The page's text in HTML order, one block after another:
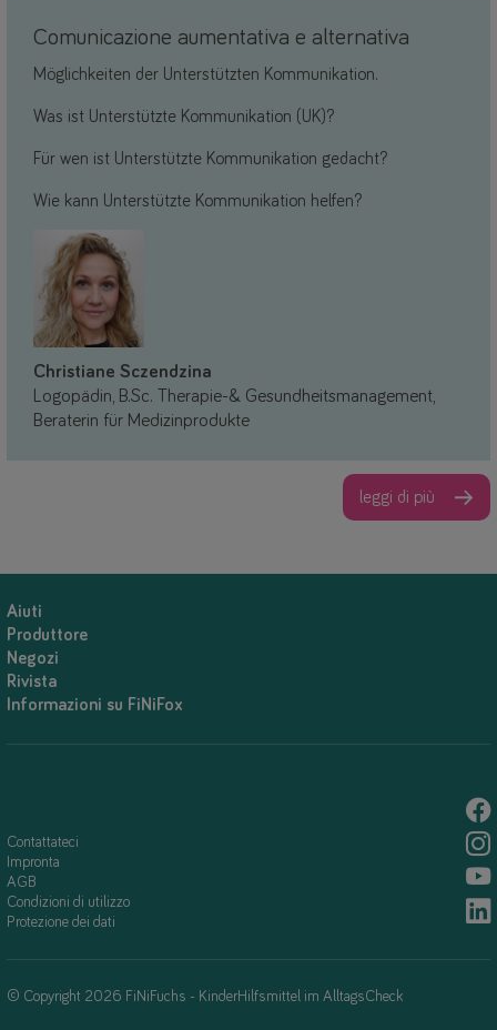
Comunicazione aumentativa e alternativa
Möglichkeiten der Unterstützten Kommunikation.
Was ist Unterstützte Kommunikation (UK)?
Für wen ist Unterstützte Kommunikation gedacht?
Wie kann Unterstützte Kommunikation helfen?
Christiane Sczendzina
Logopädin, B.Sc. Therapie-& Gesundheitsmanagement,
Beraterin für Medizinprodukte
leggi di più
Aiuti
Produttore
Negozi
Rivista
Informazioni su FiNiFox
Contattateci
Impronta
AGB
Condizioni di utilizzo
Protezione dei dati
© Copyright 2026 FiNiFuchs - KinderHilfsmittel im AlltagsCheck